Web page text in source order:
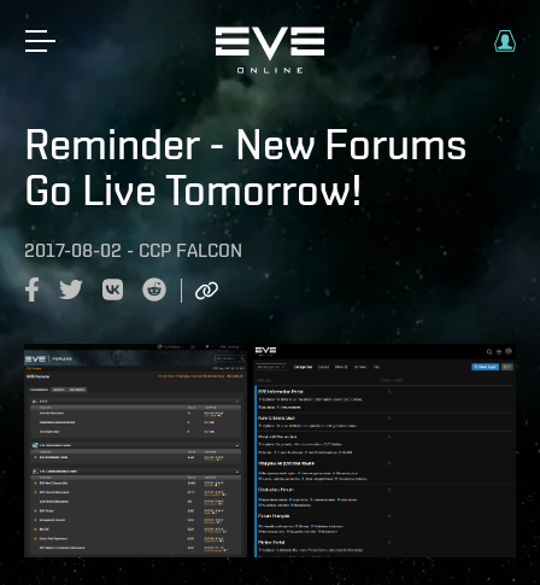
Reminder - New Forums
Go Live Tomorrow!
2017-08-02 - CCP FALCON